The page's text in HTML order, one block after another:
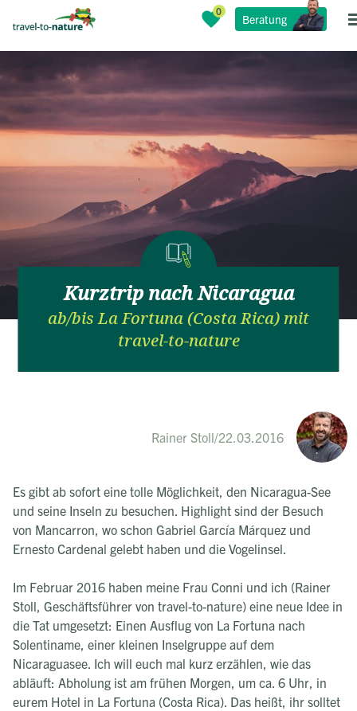
Beratung
Kurztrip nach Nicaragua
ab/bis La Fortuna (Costa Rica) mit
travel-to-nature
Rainer Stoll/22.03.2016
Es gibt ab sofort eine tolle Möglichkeit, den Nicaragua-See
und seine Inseln zu besuchen. Highlight sind der Besuch
von Mancarron, wo schon Gabriel García Márquez und
Ernesto Cardenal gelebt haben und die Vogelinsel.
Im Februar 2016 haben meine Frau Conni und ich (Rainer
Stoll, Geschäftsführer von travel-to-nature) eine neue Idee in
die Tat umgesetzt: Einen Ausflug von La Fortuna nach
Solentiname, einer kleinen Inselgruppe auf dem
Nicaraguasee. Ich will euch mal kurz erzählen, wie das
abläuft: Abholung ist am frühen Morgen, um ca. 6 Uhr, in
eurem Hotel in La Fortuna (Costa Rica). Das heißt, ihr solltet